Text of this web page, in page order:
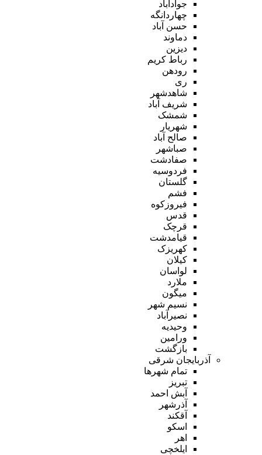
جوادآباد
چهاردانگه
حسن آباد
دماوند
دیزین
رباط کریم
رودهن
ری
شاهدشهر
شریف آباد
شمشک
شهریار
صالح آباد
صباشهر
صفادشت
فردوسیه
گلستان
فشم
فیروزکوه
قدس
قرچک
قیامدشت
کهریزک
کیلان
لواسان
ملارد
میگون
نسیم شهر
نصیرآباد
وحیدیه
ورامین
بازگشت
آذربایجان شرقی
تمام شهر‌ها
تبریز
آبش احمد
آذرشهر
آقکند
اسکو
اهر
ایلخچی